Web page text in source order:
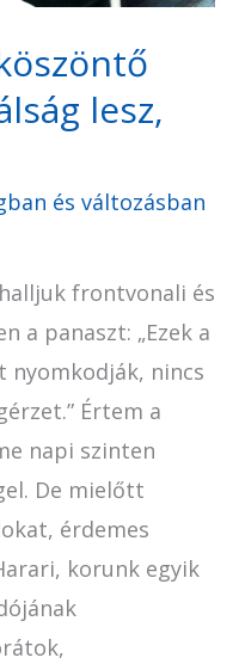
lesz,
és változásban
frontvonali és
a panaszt: „Ezek a
nyomkodják, nincs
Értem a
napi szinten
De mielőtt
érdemes
korunk egyik